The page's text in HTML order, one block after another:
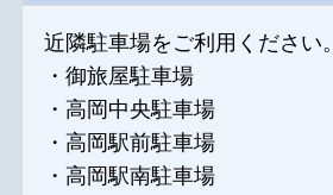
近隣駐車場をご利用ください。
・御旅屋駐車場
・高岡中央駐車場
・高岡駅前駐車場
・高岡駅南駐車場